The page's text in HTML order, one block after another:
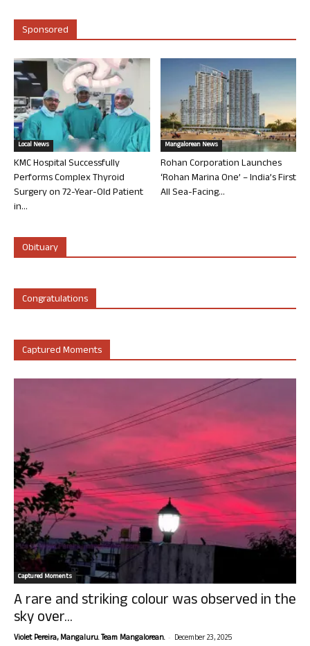
Sponsored
Local News
KMC Hospital Successfully
Performs Complex Thyroid
Surgery on 72-Year-Old Patient
in...
Mangalorean News
Rohan Corporation Launches
‘Rohan Marina One’ – India’s First
All Sea-Facing...
Obituary
Congratulations
Captured Moments
Captured Moments
A rare and striking colour was observed in the
sky over...
Violet Pereira, Mangaluru. Team Mangalorean. - December 23, 2025